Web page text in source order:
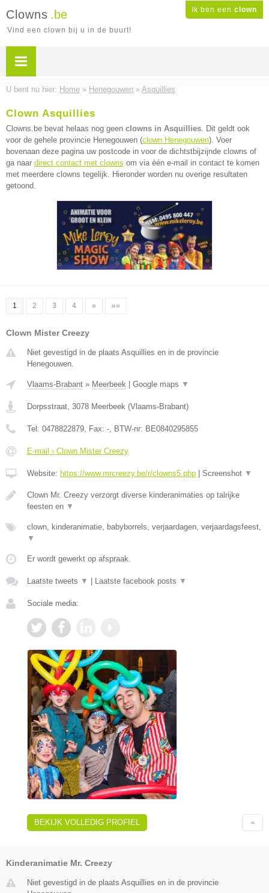
Ik ben een clown
Clowns .be
Vind een clown bij u in de buurt!
U bent nu hier: Home » Henegouwen » Asquillies
Clown Asquillies
Clowns.be bevat helaas nog geen clowns in Asquillies. Dit geldt ook
voor de gehele provincie Henegouwen (clown Henegouwen). Voer
bovenaan deze pagina uw postcode in voor de dichtstbijzijnde clowns of
ga naar direct contact met clowns om via één e-mail in contact te komen
met meerdere clowns tegelijk. Hieronder worden nu overige resultaten
getoond.
1 2 3 4 » »»
Clown Mister Creezy
Niet gevestigd in de plaats Asquillies en in de provincie
Henegouwen.
Vlaams-Brabant » Meerbeek Google maps ▼
Dorpsstraat, 3078 Meerbeek (Vlaams-Brabant)
Tel: 0478822879, Fax: -, BTW-nr: BE0840295855
E-mail › Clown Mister Creezy
Website: https://www.mrcreezy.be/r/clowns5.php Screenshot ▼
Clown Mr. Creezy verzorgt diverse kinderanimaties op talrijke
feesten en ▼
clown, kinderanimatie, babyborrels, verjaardagen, verjaardagsfeest,
▼
Er wordt gewerkt op afspraak.
Laatste tweets ▼ Laatste facebook posts ▼
Sociale media:
BEKIJK VOLLEDIG PROFIEL
Kinderanimatie Mr. Creezy
Niet gevestigd in de plaats Asquillies en in de provincie